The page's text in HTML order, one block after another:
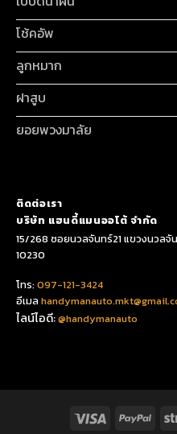
โช้คอัพ
ลูกหมาก
ฝาสูบ
ยอยพวงมาลัย
ติดต่อเรา
บริษัท แฮนดี้แมนออโต้ จำกัด
15/268 ซอยนวลจันทร์21 แขวงนวลจั
10230
โทร:097-121-3424
อีเมล
ไลน์ไอดี:@handymanauto